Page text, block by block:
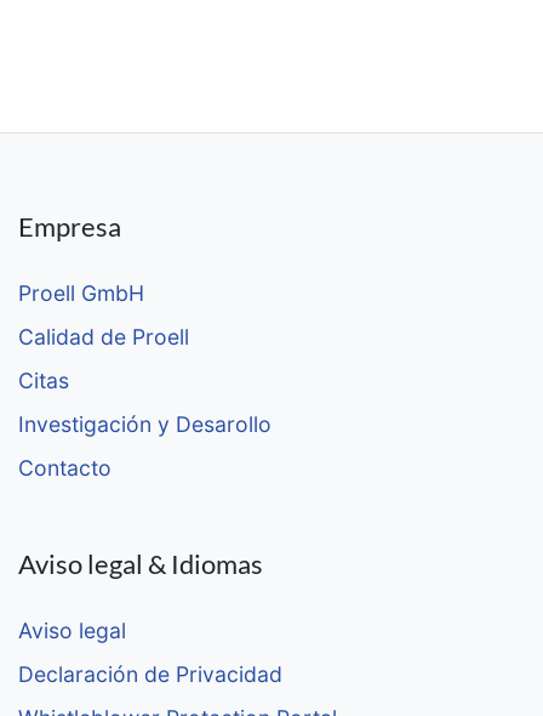
Empresa
Proell GmbH
Calidad de Proell
Citas
Investigación y Desarollo
Contacto
Aviso legal & Idiomas
Aviso legal
Declaración de Privacidad